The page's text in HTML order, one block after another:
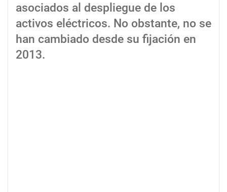
asociados al despliegue de los
activos eléctricos. No obstante, no se
han cambiado desde su fijación en
2013.